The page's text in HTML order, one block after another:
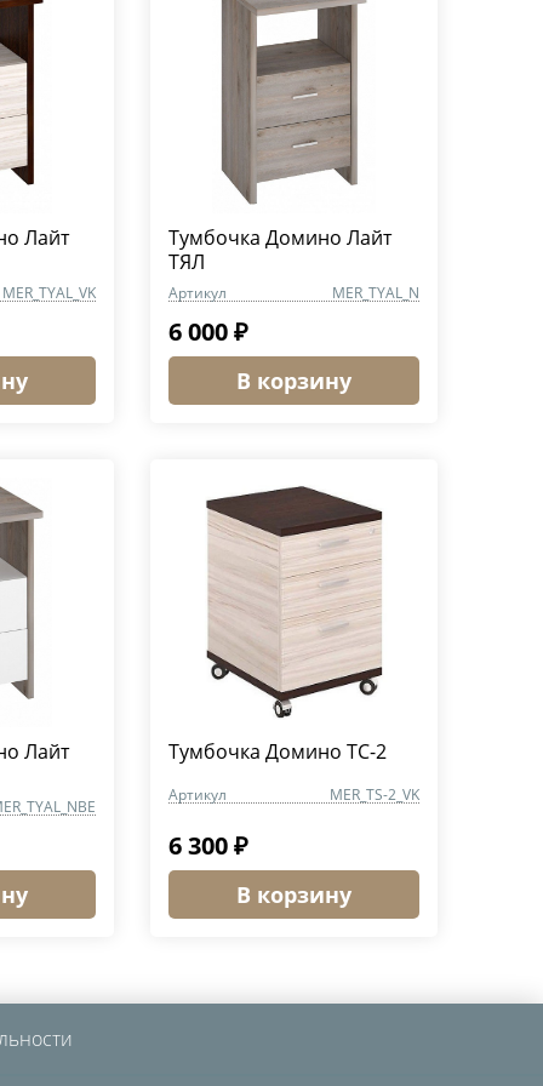
Лайт
MER_TYAL_VK
Тумбочка Домино Лайт
ТЯЛ
Артикул MER_TYAL_N
6 000 ₽
В корзину
Лайт Тумбочка Домино ТС-2
Артикул MER_TS-2_VK
6 300 ₽
В корзину